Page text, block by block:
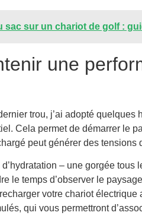
sac sur un chariot de golf :
une
trou, j’ai adopté
Cela permet de démarrer le
peut générer des
– une gorgée
le temps d’observer le
votre chariot
qui vous permettront